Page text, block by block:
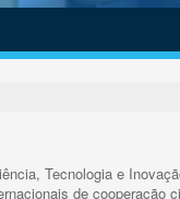
Tecnologia e
de